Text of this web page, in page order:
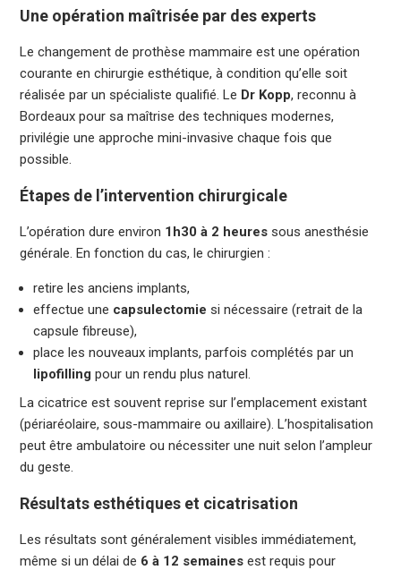
Une opération maîtrisée par des experts
Le changement de prothèse mammaire est une opération
courante en chirurgie esthétique, à condition qu’elle soit
réalisée par un spécialiste qualifié. Le Dr Kopp, reconnu à
Bordeaux pour sa maîtrise des techniques modernes,
privilégie une approche mini-invasive chaque fois que
possible.
Étapes de l’intervention chirurgicale
L’opération dure environ 1h30 à 2 heuressous anesthésie
générale. En fonction du cas, le chirurgien :
retire les anciens implants,
effectue une capsulectomie si nécessaire (retrait de la
capsule fibreuse),
place les nouveaux implants, parfois complétés par un
lipofilling pour un rendu plus naturel.
La cicatrice est souvent reprise sur l’emplacement existant
(périaréolaire, sous-mammaire ou axillaire). L’hospitalisation
peut être ambulatoire ou nécessiter une nuit selon l’ampleur
du geste.
Résultats esthétiques et cicatrisation
Les résultats sont généralement visibles immédiatement,
même si un délai de 6 à 12 semainesest requis pour